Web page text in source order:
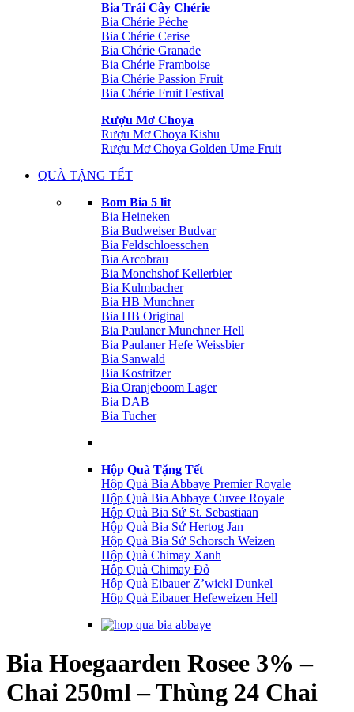
Bia Trái Cây Chérie
Bia Chérie Péche
Bia Chérie Cerise
Bia Chérie Granade
Bia Chérie Framboise
Bia Chérie Passion Fruit
Bia Chérie Fruit Festival
Rượu Mơ Choya
Rượu Mơ Choya Kishu
Rượu Mơ Choya Golden Ume Fruit
QUÀ TẶNG TẾT
Bom Bia 5 lit
Bia Heineken
Bia Budweiser Budvar
Bia Feldschloesschen
Bia Arcobrau
Bia Monchshof Kellerbier
Bia Kulmbacher
Bia HB Munchner
Bia HB Original
Bia Paulaner Munchner Hell
Bia Paulaner Hefe Weissbier
Bia Sanwald
Bia Kostritzer
Bia Oranjeboom Lager
Bia DAB
Bia Tucher
Hộp Quà Tặng Tết
Hộp Quà Bia Abbaye Premier Royale
Hộp Quà Bia Abbaye Cuvee Royale
Hộp Quà Bia Sứ St. Sebastiaan
Hộp Quà Bia Sứ Hertog Jan
Hộp Quà Bia Sứ Schorsch Weizen
Hộp Quà Chimay Xanh
Hôp Quà Chimay Đỏ
Hôp Quà Eibauer Z’wickl Dunkel
Hôp Quà Eibauer Hefeweizen Hell
Bia Hoegaarden Rosee 3% –
Chai 250ml – Thùng 24 Chai